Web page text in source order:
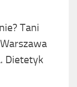
Tani
Dietetyk